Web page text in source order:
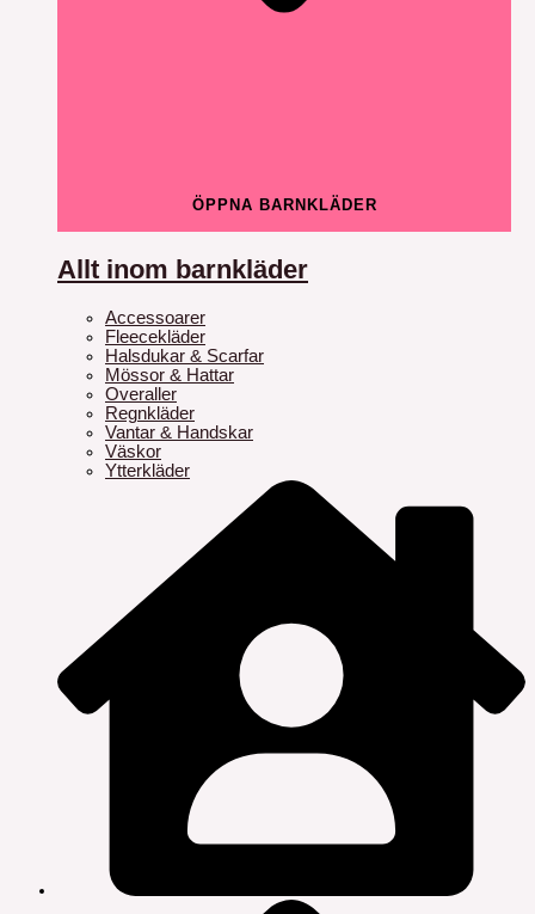
ÖPPNA BARNKLÄDER
Allt inom barnkläder
Accessoarer
Fleecekläder
Halsdukar & Scarfar
Mössor & Hattar
Overaller
Regnkläder
Vantar & Handskar
Väskor
Ytterkläder